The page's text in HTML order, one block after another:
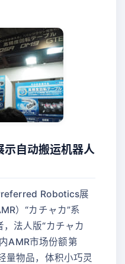
自动搬运机器人
Robotics展
）“カチャカ”系
法人版“カチャカ
AMR市场份额第
量物品，体积小巧灵